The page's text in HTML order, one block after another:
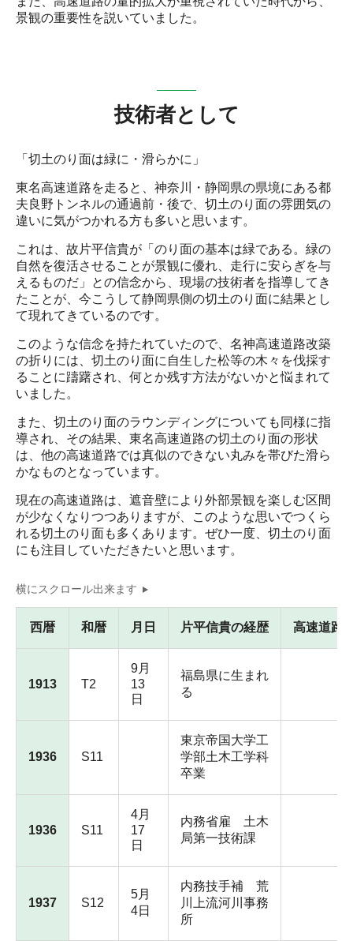
景観の重要性を説いていました。
技術者として
「切土のり面は緑に・滑らかに」
東名高速道路を走ると、神奈川・静岡県の県境にある都
夫良野トンネルの通過前・後で、切土のり面の雰囲気の
違いに気がつかれる方も多いと思います。
これは、故片平信貴が「のり面の基本は緑である。緑の
自然を復活させることが景観に優れ、走行に安らぎを与
えるものだ」との信念から、現場の技術者を指導してき
たことが、今こうして静岡県側の切土のり面に結果とし
て現れてきているのです。
このような信念を持たれていたので、名神高速道路改築
の折りには、切土のり面に自生した松等の木々を伐採す
ることに躊躇され、何とか残す方法がないかと悩まれて
いました。
また、切土のり面のラウンディングについても同様に指
導され、その結果、東名高速道路の切土のり面の形状
は、他の高速道路では真似のできない丸みを帯びた滑ら
かなものとなっています。
現在の高速道路は、遮音壁により外部景観を楽しむ区間
が少なくなりつつありますが、このような思いでつくら
れる切土のり面も多くあります。ぜひ一度、切土のり面
にも注目していただきたいと思います。
西暦 和暦 月日 片平信貴の経歴 高速道路
1913 T2
9月
13
日
福島県に生まれ
る
1936 S11
東京帝国大学工
学部土木工学科
卒業
1936 S11
4月
17
日
内務省雇 土木
局第一技術課
1937 S12
5月
4日
内務技手補 荒
川上流河川事務
所